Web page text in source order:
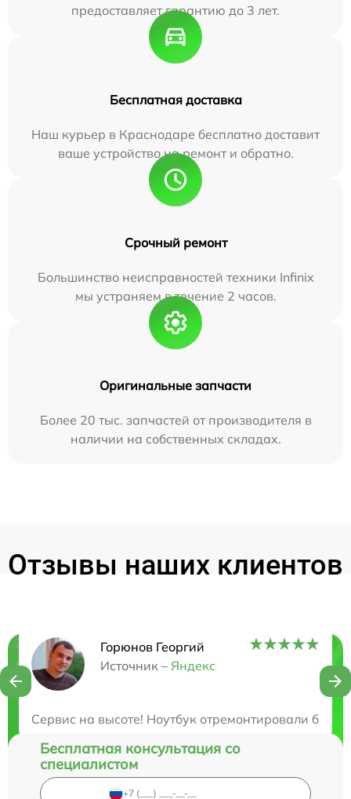
предоставляет гарантию до 3 лет.
Бесплатная доставка
Наш курьер в Краснодаре бесплатно доставит
ваше устройство на ремонт и обратно.
Срочный ремонт
Большинство неисправностей техники Infinix
мы устраняем в течение 2 часов.
Оригинальные запчасти
Более 20 тыс. запчастей от производителя в
наличии на собственных складах.
Отзывы наших клиентов
Горюнов Георгий
Источник – Яндекс
Сервис на высоте! Ноутбук отремонтировали
Нужна консультация?
Бесплатная консультация со
специалистом